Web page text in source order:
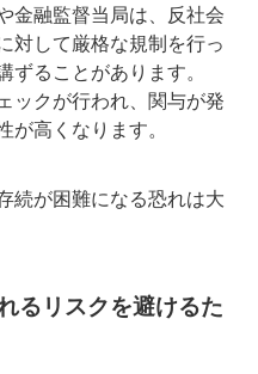
金融監督当局は、反社会
対して厳格な規制を行っ
ることがあります。
ックが行われ、関与が発
高くなります。
続が困難になる恐れは大
るリスクを避けるた